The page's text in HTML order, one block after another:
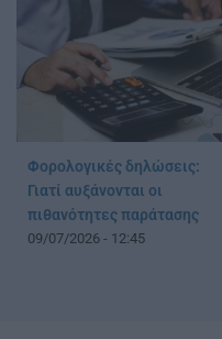
Φορολογικές δηλώσεις:
Γιατί αυξάνονται οι
πιθανότητες παράτασης
09/07/2026 - 12:45